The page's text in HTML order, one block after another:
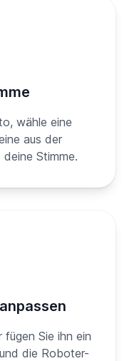
wähle eine
aus der
Stimme.
Sie ihn ein
die Roboter-